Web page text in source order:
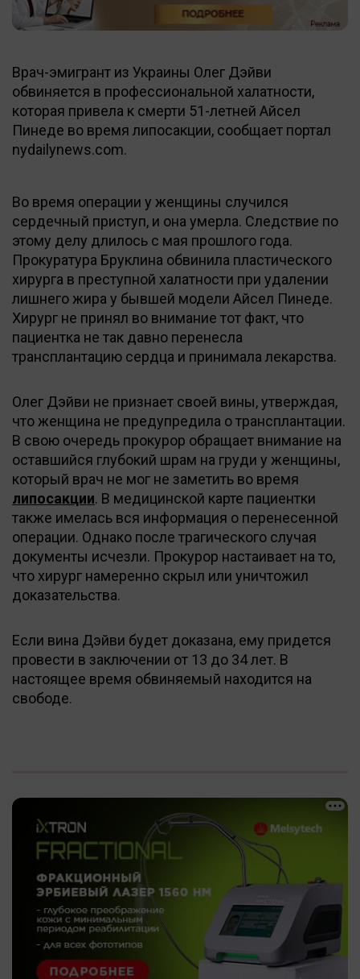
Врач-эмигрант из Украины Олег Дэйви
обвиняется в профессиональной халатности,
которая привела к смерти 51-летней Айсел
Пинеде во время липосакции, сообщает портал
nydailynews.com.
Во время операции у женщины случился
сердечный приступ, и она умерла. Следствие по
этому делу длилось с мая прошлого года.
Прокуратура Бруклина обвинила пластического
хирурга в преступной халатности при удалении
лишнего жира у бывшей модели Айсел Пинеде.
Хирург не принял во внимание тот факт, что
пациентка не так давно перенесла
трансплантацию сердца и принимала лекарства.
Олег Дэйви не признает своей вины, утверждая,
что женщина не предупредила о трансплантации.
В свою очередь прокурор обращает внимание на
оставшийся глубокий шрам на груди у женщины,
который врач не мог не заметить во время
липосакции. В медицинской карте пациентки
также имелась вся информация о перенесенной
операции. Однако после трагического случая
документы исчезли. Прокурор настаивает на то,
что хирург намеренно скрыл или уничтожил
доказательства.
Если вина Дэйви будет доказана, ему придется
провести в заключении от 13 до 34 лет. В
настоящее время обвиняемый находится на
свободе.